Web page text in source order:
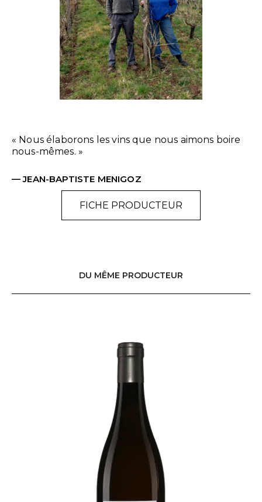
« Nous élaborons les vins que nous aimons boire
nous-mêmes. »
— JEAN-BAPTISTE MENIGOZ
FICHE PRODUCTEUR
DU MÊME PRODUCTEUR